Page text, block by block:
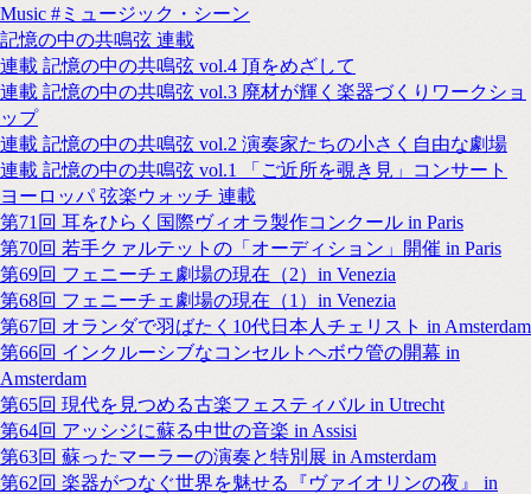
Music #ミュージック・シーン
記憶の中の共鳴弦 連載
連載 記憶の中の共鳴弦 vol.4 頂をめざして
連載 記憶の中の共鳴弦 vol.3 廃材が輝く楽器づくりワークショ
ップ
連載 記憶の中の共鳴弦 vol.2 演奏家たちの小さく自由な劇場
連載 記憶の中の共鳴弦 vol.1 「ご近所を覗き見」コンサート
ヨーロッパ 弦楽ウォッチ 連載
第71回 耳をひらく国際ヴィオラ製作コンクール in Paris
第70回 若手クァルテットの「オーディション」開催 in Paris
第69回 フェニーチェ劇場の現在（2）in Venezia
第68回 フェニーチェ劇場の現在（1）in Venezia
第67回 オランダで羽ばたく10代日本人チェリスト in Amsterdam
第66回 インクルーシブなコンセルトヘボウ管の開幕 in
Amsterdam
第65回 現代を見つめる古楽フェスティバル in Utrecht
第64回 アッシジに蘇る中世の音楽 in Assisi
第63回 蘇ったマーラーの演奏と特別展 in Amsterdam
第62回 楽器がつなぐ世界を魅せる『ヴァイオリンの夜』 in